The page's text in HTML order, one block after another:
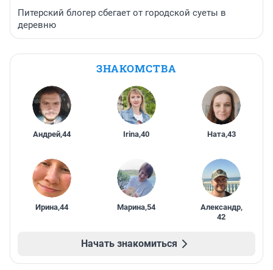
Питерский блогер сбегает от городской суеты в
деревню
ЗНАКОМСТВА
Андрей,44 Irina,40 Ната,43
Ирина,44 Марина,54 Александр,
42
Начать знакомиться